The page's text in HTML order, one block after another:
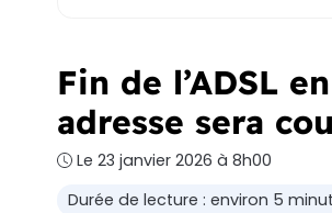
Fin de l’ADSL
adresse sera
Le 23 janvier 2026 à 8h00
Durée de lecture : environ 5